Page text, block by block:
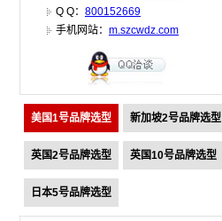
Q Q： 800152669
手机网站： m.szcwdz.com
美国1号品牌选型 新加坡2号品牌选型
英国2号品牌选型 英国10号品牌选型
日本5号品牌选型